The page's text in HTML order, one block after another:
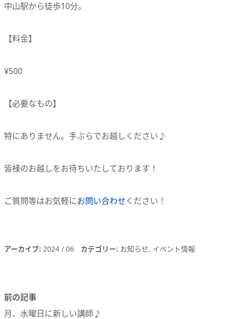
中山駅から徒歩10分。
【料金】
¥500
【必要なもの】
特にありません。手ぶらでお越しください♪
皆様のお越しをお待ちいたしております！
ご質問等はお気軽にお問い合わせください！
アーカイブ 2024 06 カテゴリー お知らせ イベント情報
前の記事
月、水曜日に新しい講師♪